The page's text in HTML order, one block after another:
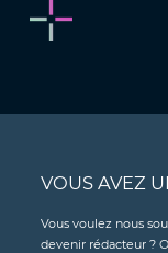
VOUS AVEZ
Vous voulez nous
devenir rédacteur ?